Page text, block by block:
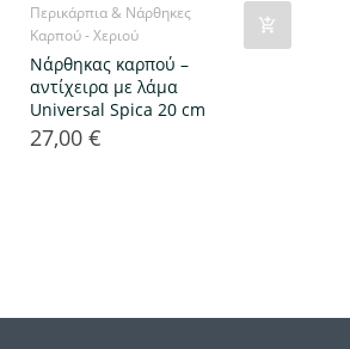
Περικάρπια & Νάρθηκες
Καρπού - Χεριού
Νάρθηκας καρπού –
αντίχειρα με λάμα
Universal Spica 20 cm
Τιμή
27,00 €